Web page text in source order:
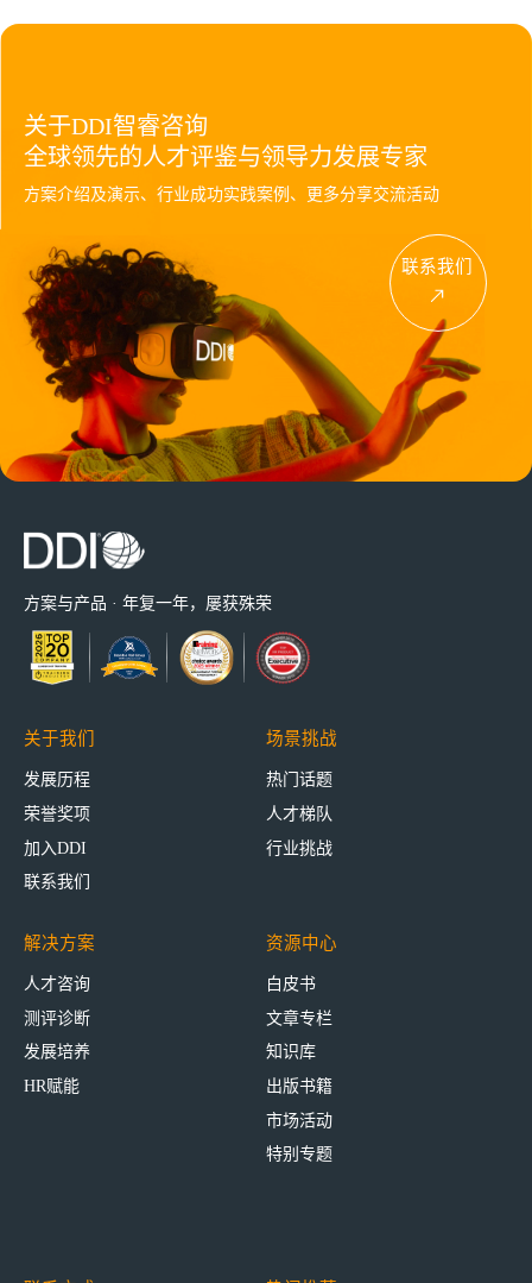
关于DDI智睿咨询
全球领先的人才评鉴与领导力发展专家
方案介绍及演示、行业成功实践案例、更多分享交流活动
联系我们
方案与产品 · 年复一年，屡获殊荣
关于我们
发展历程
荣誉奖项
加入DDI
联系我们
场景挑战
热门话题
人才梯队
行业挑战
解决方案
人才咨询
测评诊断
发展培养
HR赋能
资源中心
白皮书
文章专栏
知识库
出版书籍
市场活动
特别专题